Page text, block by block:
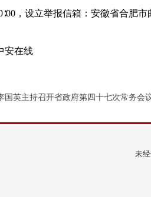
，设立举报信箱：安徽省合肥
安在线
国英主持召开省政府第四十七次常务会
未